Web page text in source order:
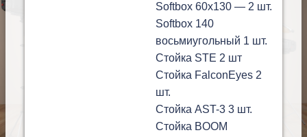
Softbox 60x130 — 2 шт.
Softbox 140
восьмиугольный 1 шт.
Стойка STE 2 шт
Стойка FalconEyes 2
шт.
Стойка AST-3 3 шт.
Стойка BOOM